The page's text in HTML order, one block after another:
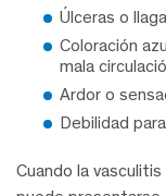
Úlceras o
Coloración
mala
Ardor o
Debilidad
Cuando la